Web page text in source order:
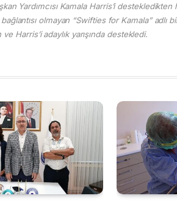
Yardımcısı Kamala Harris’i
olmayan “Swifties for Kamala” adlı
Harris’i adaylık yarışında destekledi.